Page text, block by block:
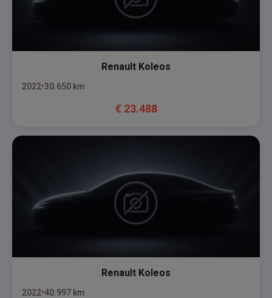
Renault Koleos
2022 30.650 km
€ 23.488
Renault Koleos
2022 40.997 km